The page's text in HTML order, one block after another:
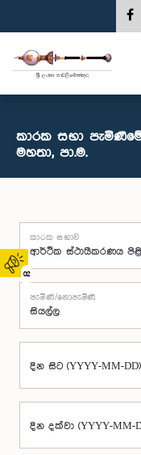
02
කාරක සභා
මහතා, පා.ම.
කාරක සභාව
පැමිණි/නොපැමිණි
දින සිට (YYYY-MM-DD)
දින දක්වා (YYYY-MM-